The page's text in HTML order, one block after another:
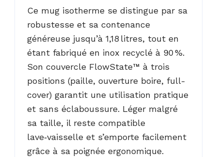
Ce mug isotherme se distingue par sa
robustesse et sa contenance
généreuse jusqu’à 1,18 litres, tout en
étant fabriqué en inox recyclé à 90 %.
Son couvercle FlowState™ à trois
positions (paille, ouverture boire, full-
cover) garantit une utilisation pratique
et sans éclaboussure. Léger malgré
sa taille, il reste compatible
lave‑vaisselle et s’emporte facilement
grâce à sa poignée ergonomique.